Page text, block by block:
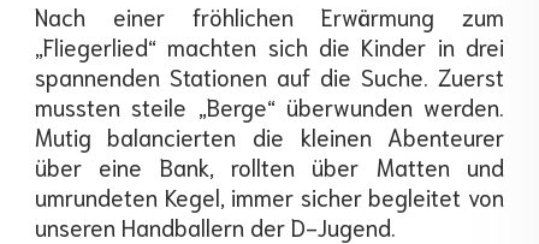
Nach einer fröhlichen Erwärmung zum
„Fliegerlied“ machten sich die Kinder in drei
spannenden Stationen auf die Suche. Zuerst
mussten steile „Berge“ überwunden werden.
Mutig balancierten die kleinen Abenteurer
über eine Bank, rollten über Matten und
umrundeten Kegel, immer sicher begleitet von
unseren Handballern der D-Jugend.